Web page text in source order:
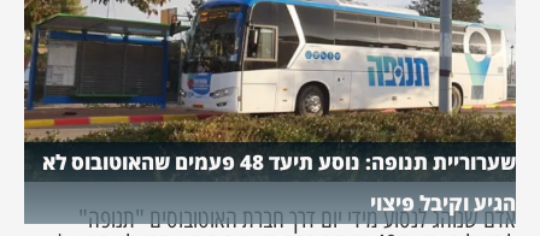
שערוריית תנופה: נוסע תיעד 48 פעמים שהאוטובוס לא
הגיע וקיבל פיצוי
אדם שנוהג לנסוע מידי יום דרך חברת האוטובוסים "תנופה"